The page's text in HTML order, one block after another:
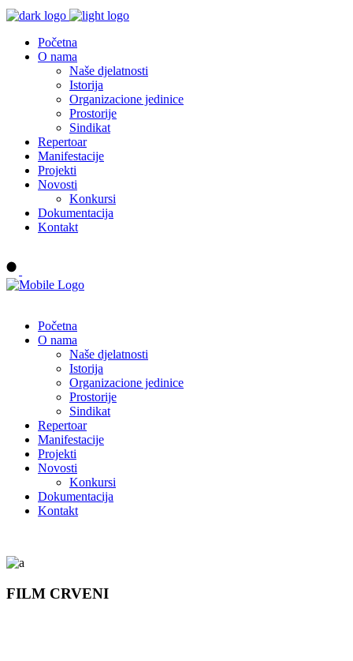
Početna
O nama
Naše djelatnosti
Istorija
Organizacione jedinice
Prostorije
Sindikat
Repertoar
Manifestacije
Projekti
Novosti
Konkursi
Dokumentacija
Kontakt
Početna
O nama
Naše djelatnosti
Istorija
Organizacione jedinice
Prostorije
Sindikat
Repertoar
Manifestacije
Projekti
Novosti
Konkursi
Dokumentacija
Kontakt
FILM CRVENI